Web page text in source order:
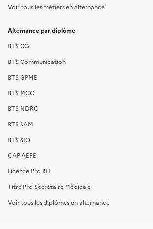
Voir tous les métiers en alternance
Alternance par diplôme
BTS CG
BTS Communication
BTS GPME
BTS MCO
BTS NDRC
BTS SAM
BTS SIO
CAP AEPE
Licence Pro RH
Titre Pro Secrétaire Médicale
Voir tous les diplômes en alternance